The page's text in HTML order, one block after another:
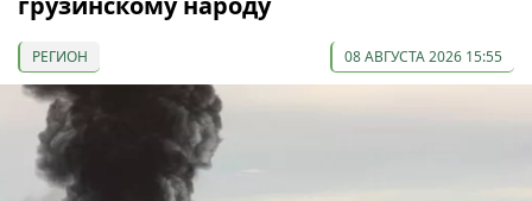
РЕГИОН 08 АВГУСТА 2026 15:55